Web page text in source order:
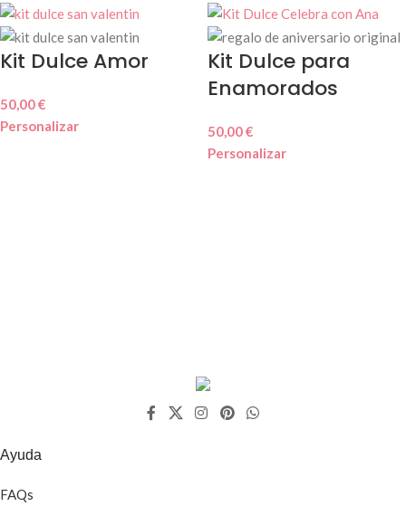
Kit Dulce Amor
50,00€
Personalizar
Kit Dulce para
Enamorados
50,00€
Personalizar
Ayuda
FAQs